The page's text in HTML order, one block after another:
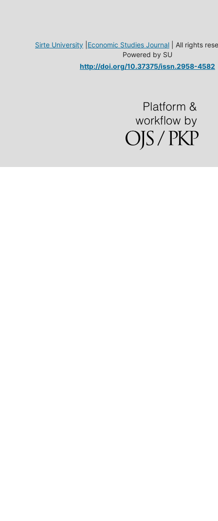
Sirte University| Economic Studies Journal| All rights
Powered by SU
http://doi.org/10.37375/issn.2958-4582